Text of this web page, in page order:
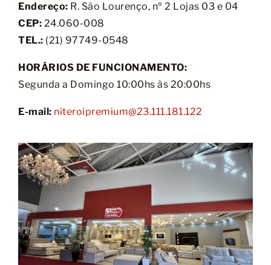
Endereço: R. São Lourenço, nº 2 Lojas 03 e 04
CEP: 24.060-008
TEL.: (21) 97749-0548
HORÁRIOS DE FUNCIONAMENTO:
Segunda a Domingo 10:00hs às 20:00hs
E-mail: niteroipremium@23.111.181.122